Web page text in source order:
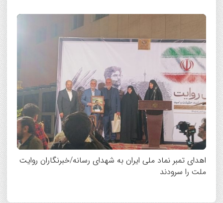
اهدای تمبر نماد ملی ایران به شهدای رسانه/خبرنگاران روایت
ملت را سرودند